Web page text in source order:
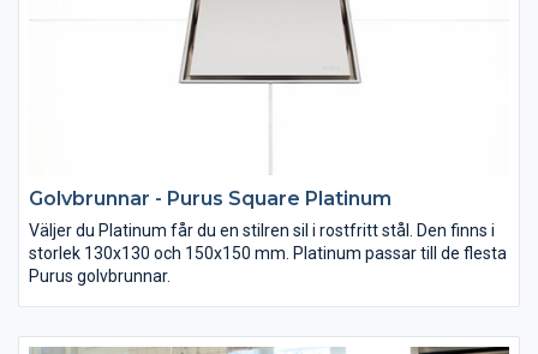
Golvbrunnar - Purus Square Platinum
Väljer du Platinum får du en stilren sil i rostfritt stål. Den finns i
storlek 130x130 och 150x150 mm. Platinum passar till de flesta
Purus golvbrunnar.